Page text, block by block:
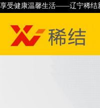
享受健康温馨生活——辽宁稀结